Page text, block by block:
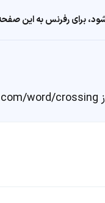
برای رفرنس به این صفحه